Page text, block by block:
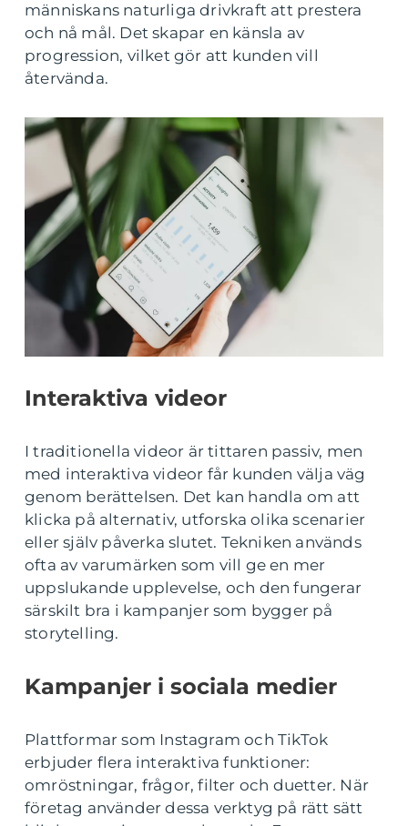
människans naturliga drivkraft att prestera
och nå mål. Det skapar en känsla av
progression, vilket gör att kunden vill
återvända.
Interaktiva videor
I traditionella videor är tittaren passiv, men
med interaktiva videor får kunden välja väg
genom berättelsen. Det kan handla om att
klicka på alternativ, utforska olika scenarier
eller själv påverka slutet. Tekniken används
ofta av varumärken som vill ge en mer
uppslukande upplevelse, och den fungerar
särskilt bra i kampanjer som bygger på
storytelling.
Kampanjer i sociala medier
Plattformar som Instagram och TikTok
erbjuder flera interaktiva funktioner:
omröstningar, frågor, filter och duetter. När
företag använder dessa verktyg på rätt sätt